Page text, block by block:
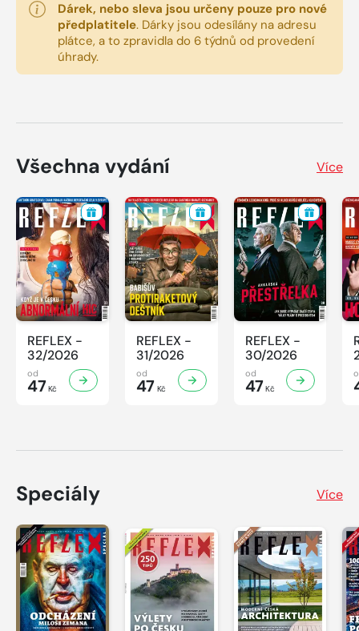
Dárek, nebo sleva jsou určeny pouze pro nové
předplatitele. Dárky jsou odesílány na adresu
plátce, a to zpravidla do 6 týdnů od provedení
úhrady.
Všechna vydání Více
REFLEX -
32/2026
od
47 Kč
REFLEX -
31/2026
od
47 Kč
REFLEX -
30/2026
od
47Kč
Speciály Více